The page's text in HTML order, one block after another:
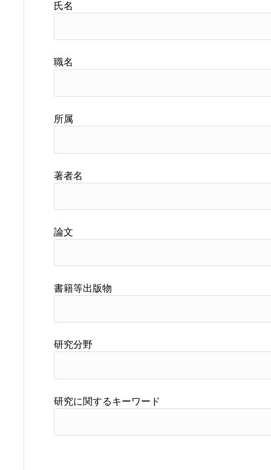
氏名
職名
所属
著者名
論文
書籍等出版物
研究分野
研究に関するキーワード